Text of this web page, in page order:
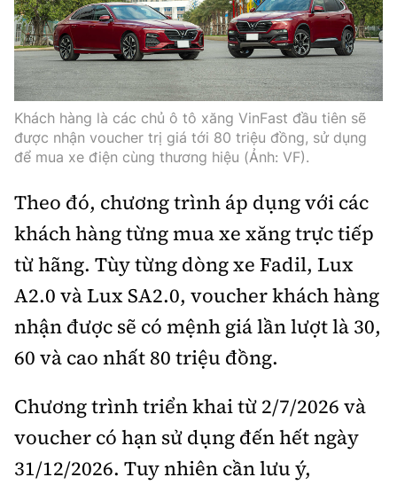
Trưởng ban Ô tô - Xe máy:Nguyễn Tiến Mạnh
Giấy phép số: 03/GP-BC, cấp ngày 22/4/2025
Chuyên trang của Báo Xây dựng
Tòa soạn: Số 2 Nguyễn Công Hoan, phường Giảng Võ,
Hà Nội.
Hotline: 0967 376 459;
Email: bandoc@baoxaydung.vn
Thông tin tòa soạn
Khách hàng là các chủ ô tô xăng VinFast đầu tiên sẽ
được nhận voucher trị giá tới 80 triệu đồng, sử dụng
để mua xe điện cùng thương hiệu (Ảnh: VF).
Theo đó, chương trình áp dụng với các
khách hàng từng mua xe xăng trực tiếp
từ hãng. Tùy từng dòng xe Fadil, Lux
A2.0 và Lux SA2.0, voucher khách hàng
nhận được sẽ có mệnh giá lần lượt là 30,
60 và cao nhất 80 triệu đồng.
Chương trình triển khai từ 2/7/2026 và
voucher có hạn sử dụng đến hết ngày
31/12/2026. Tuy nhiên cần lưu ý,